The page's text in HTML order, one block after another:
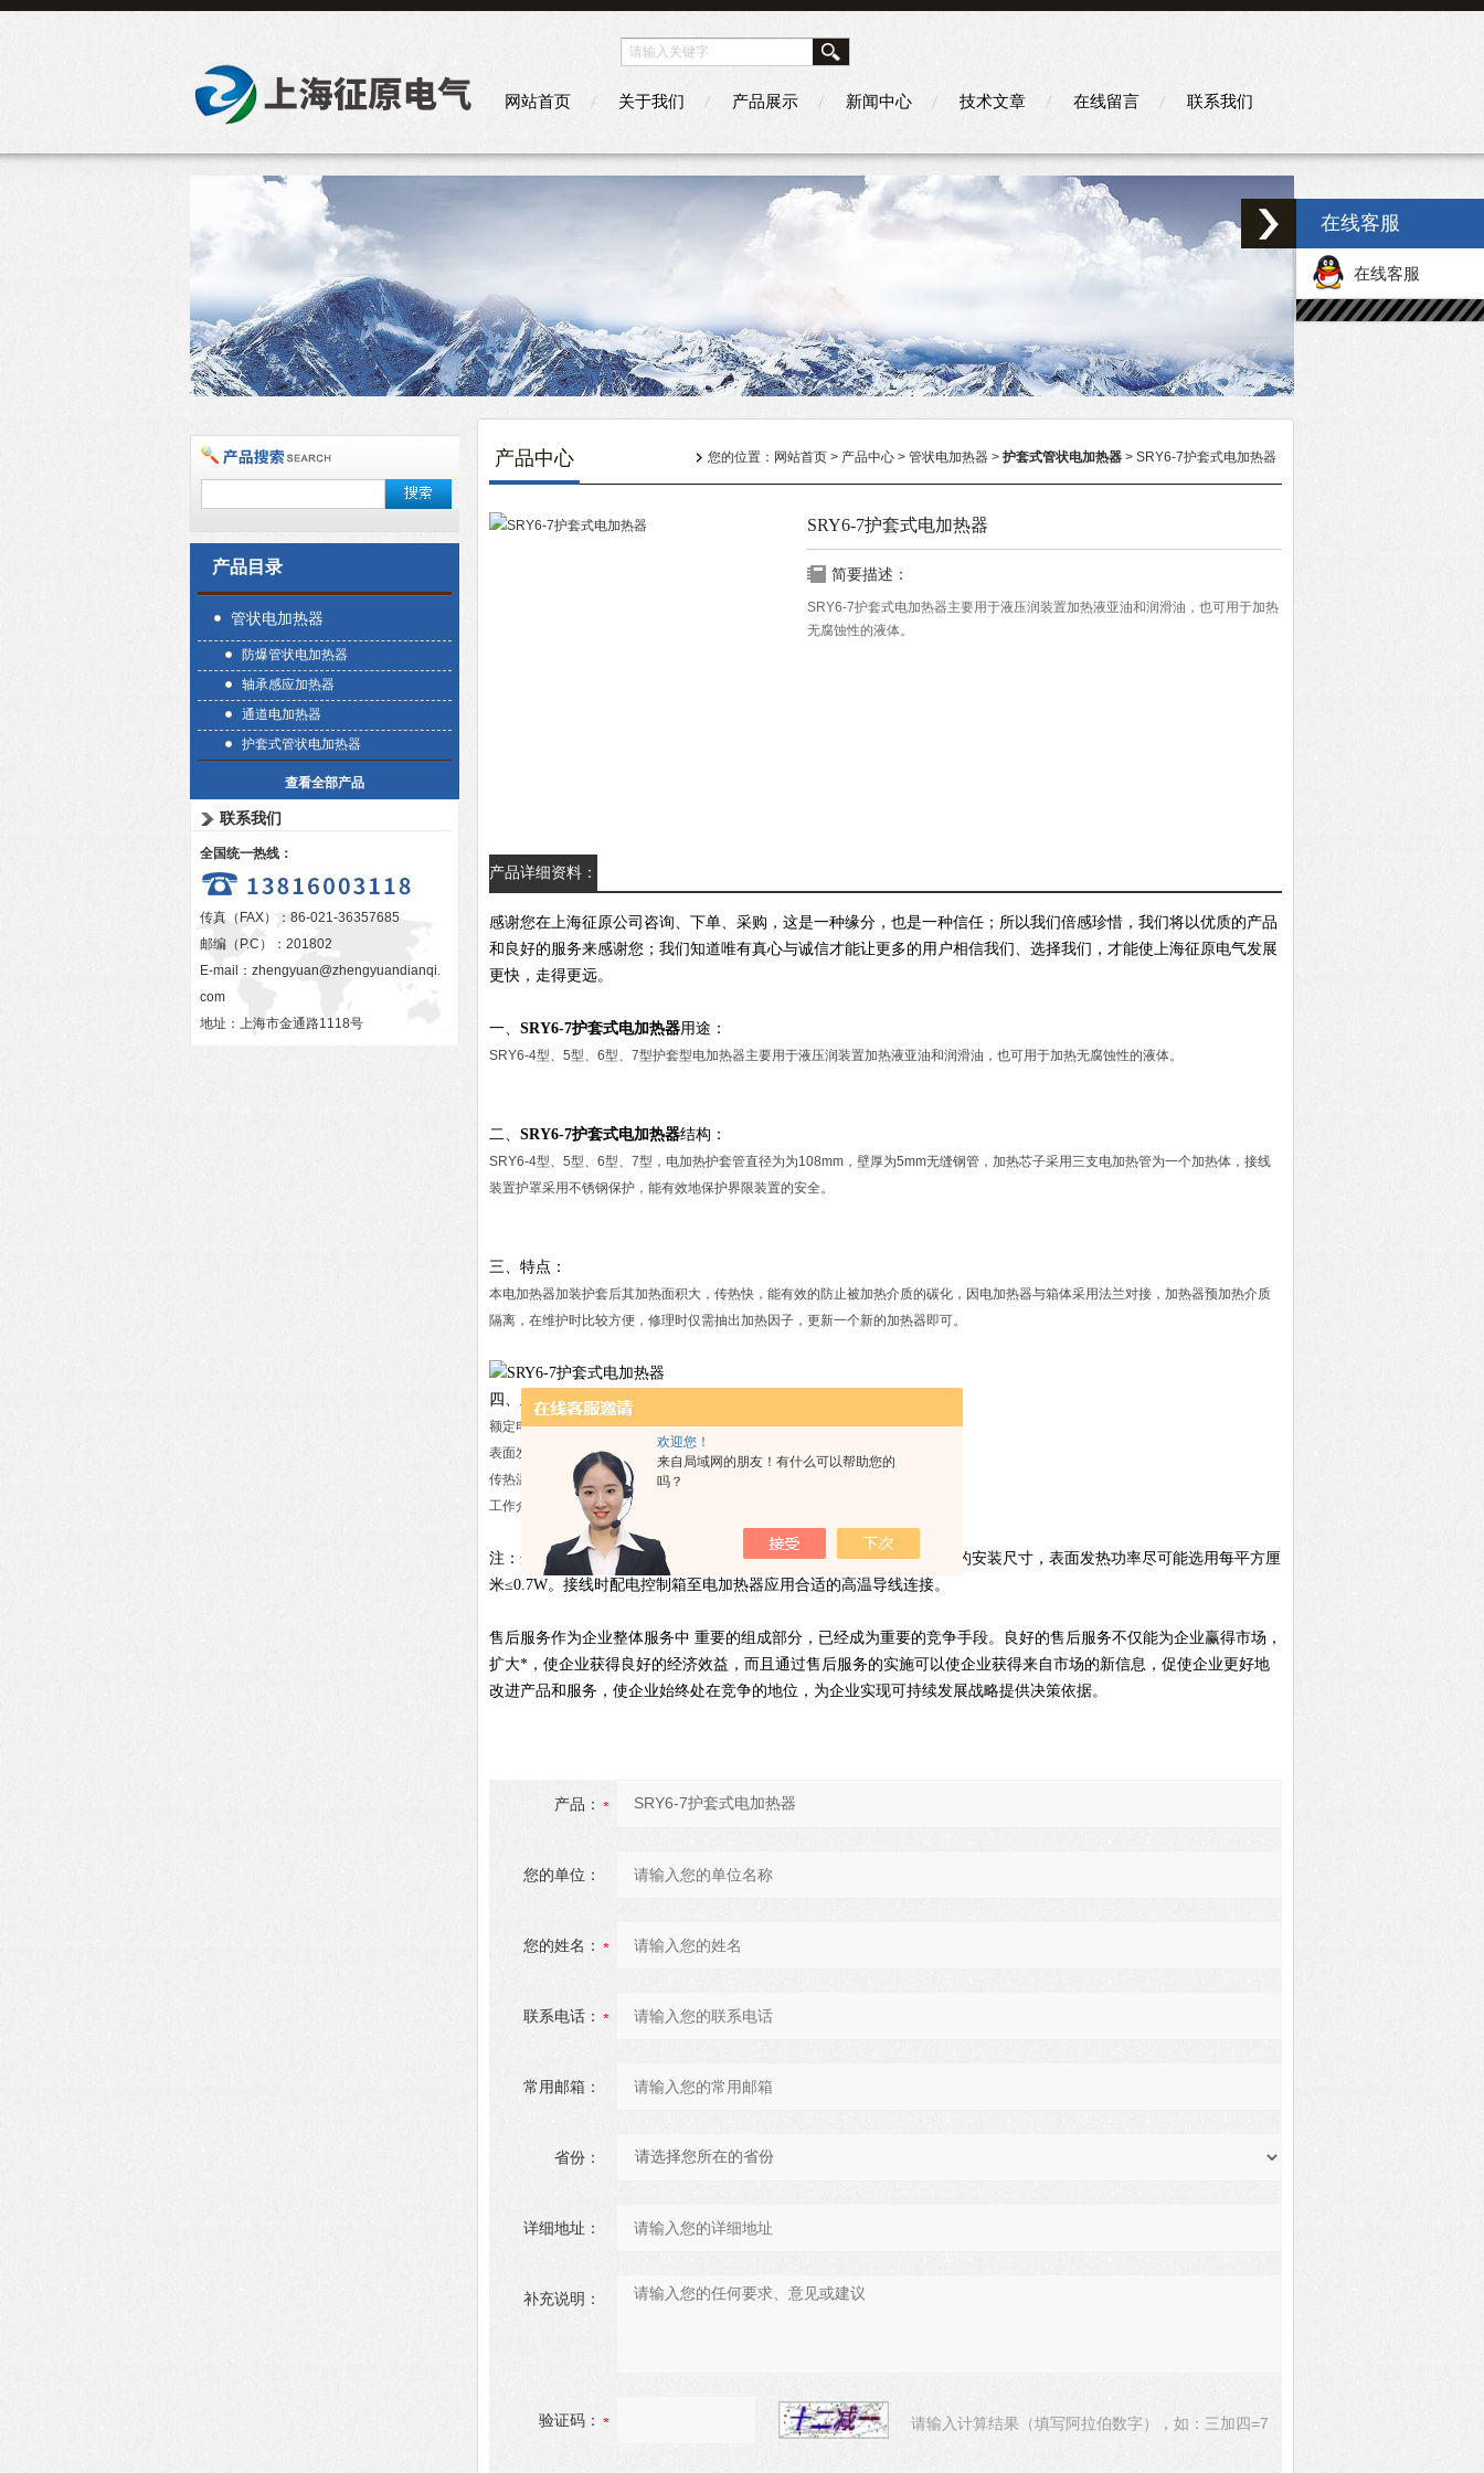
欢迎您！
来自局域网的朋友！有什么可以帮助您的
吗？
网站首页 关于我们 产品展示 新闻中心 技术文章 在线留言 联系我们
产品目录
管状电加热器
防爆管状电加热器
轴承感应加热器
通道电加热器
护套式管状电加热器
查看全部产品
联系我们
全国统一热线：
传真（FAX）：86-021-36357685
邮编（P.C）：201802
E-mail： zhengyuan@zhengyuandianqi.
com
地址：上海市金通路1118号
产品中心 您的位置： 网站首页 > 产品中心 > 管状电加热器 > 护套式管状电加热器 > SRY6-7护套式电加热器
SRY6-7护套式电加热器
简要描述：
SRY6-7护套式电加热器主要用于液压润装置加热液亚油和润滑油，也可用于加热
无腐蚀性的液体。
产品详细资料：
感谢您在上海征原公司咨询、下单、采购，这是一种缘分，也是一种信任；所以我们倍感珍惜，我们将以优质的产品
和良好的服务来感谢您；我们知道唯有真心与诚信才能让更多的用户相信我们、选择我们，才能使上海征原电气发展
更快，走得更远。
一、 SRY6-7护套式电加热器用途：
SRY6-4型、5型、6型、7型护套型电加热器主要用于液压润装置加热液亚油和润滑油，也可用于加热无腐蚀性的液体。
二、 SRY6-7护套式电加热器结构：
SRY6-4型、5型、6型、7型，电加热护套管直径为为108mm，壁厚为5mm无缝钢管，加热芯子采用三支电加热管为一个加热体，接线
装置护罩采用不锈钢保护，能有效地保护界限装置的安全。
三、特点：
本电加热器加装护套后其加热面积大，传热快，能有效的防止被加热介质的碳化，因电加热器与箱体采用法兰对接，加热器预加热介质
隔离，在维护时比较方便，修理时仅需抽出加热因子，更新一个新的加热器即可。
四、主要技术参数：
额定电压： 单相220V 三相380V
表面发热功率：4型5型≤1.8W 6型7型≤0.7 W
传热温度：≤300℃
工作介质：≤0.8Mpa
注：选用 护套式电加热器 电加热器
时应根据加热介质的实际情况及设的安装尺寸，表面发热功率尽可能选用每平方厘
米≤0.7W。接线时配电控制箱至电加热器应用合适的高温导线连接。
售后服务作为企业整体服务中 重要的组成部分，已经成为重要的竞争手段。良好的售后服务不仅能为企业赢得市场，
扩大*，使企业获得良好的经济效益，而且通过售后服务的实施可以使企业获得来自市场的新信息，促使企业更好地
改进产品和服务，使企业始终处在竞争的地位，为企业实现可持续发展战略提供决策依据。
产品：
您的单位：
您的姓名：
联系电话：
常用邮箱：
省份：
详细地址：
补充说明：
验证码： 请输入计算结果（填写阿拉伯数字），如：三加四=7
在线客服
在线客服